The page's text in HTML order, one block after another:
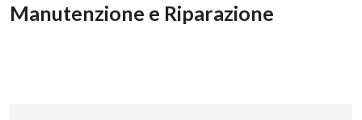
Manutenzione e Riparazione